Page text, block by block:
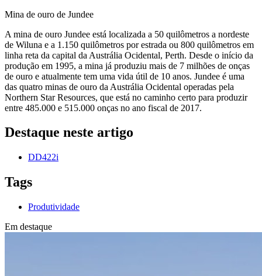
Mina de ouro de Jundee
A mina de ouro Jundee está localizada a 50 quilômetros a nordeste
de Wiluna e a 1.150 quilômetros por estrada ou 800 quilômetros em
linha reta da capital da Austrália Ocidental, Perth. Desde o início da
produção em 1995, a mina já produziu mais de 7 milhões de onças
de ouro e atualmente tem uma vida útil de 10 anos. Jundee é uma
das quatro minas de ouro da Austrália Ocidental operadas pela
Northern Star Resources, que está no caminho certo para produzir
entre 485.000 e 515.000 onças no ano fiscal de 2017.
Destaque neste artigo
DD422i
Tags
Produtividade
Em destaque